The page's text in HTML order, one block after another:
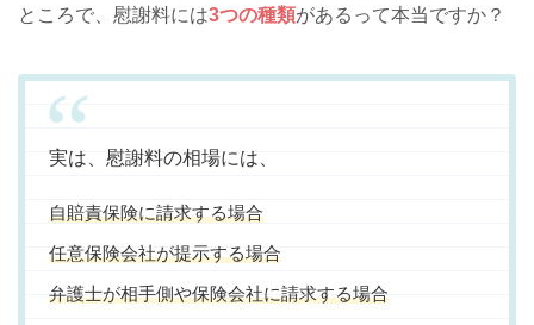
ところで、慰謝料には3つの種類があるって本当ですか？
実は、慰謝料の相場には、
自賠責保険に請求する場合
任意保険会社が提示する場合
弁護士が相手側や保険会社に請求する場合